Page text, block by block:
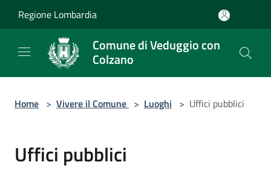
Regione Lombardia
Comune di Veduggio con
Colzano
Home > Vivere il Comune > Luoghi > Uffici pubblici
Uffici pubblici